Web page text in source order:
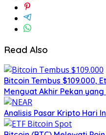
Read Also
Bitcoin Tembus $109.000,
Menguat Akhir Pekan
Analisis Pasar Kripto Hari